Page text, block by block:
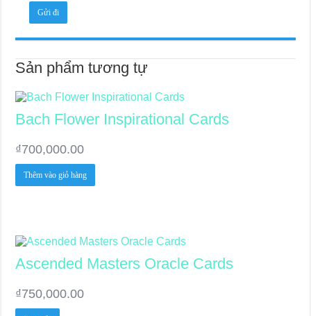
Sản phẩm tương tự
Bach Flower Inspirational Cards
₫700,000.00
Thêm vào giỏ hàng
Ascended Masters Oracle Cards
₫750,000.00